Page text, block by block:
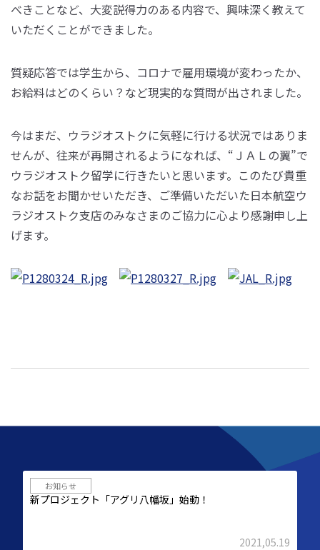
べきことなど、大変説得力のある内容で、興味深く教えて
いただくことができました。
質疑応答では学生から、コロナで雇用環境が変わったか、
お給料はどのくらい？など現実的な質問が出されました。
今はまだ、ウラジオストクに気軽に行ける状況ではありま
せんが、往来が再開されるようになれば、“ＪＡＬの翼”で
ウラジオストク留学に行きたいと思います。このたび貴重
なお話をお聞かせいただき、ご準備いただいた日本航空ウ
ラジオストク支店のみなさまのご協力に心より感謝申し上
げます。
お知らせ
新プロジェクト「アグリ八幡坂」始動！
2021,05.19